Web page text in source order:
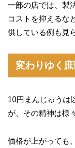
一部の店では、製
コストを抑えるな
供している例も見
変わりゆく
10円まんじゅうは
が、その精神は様
価格が上がっても